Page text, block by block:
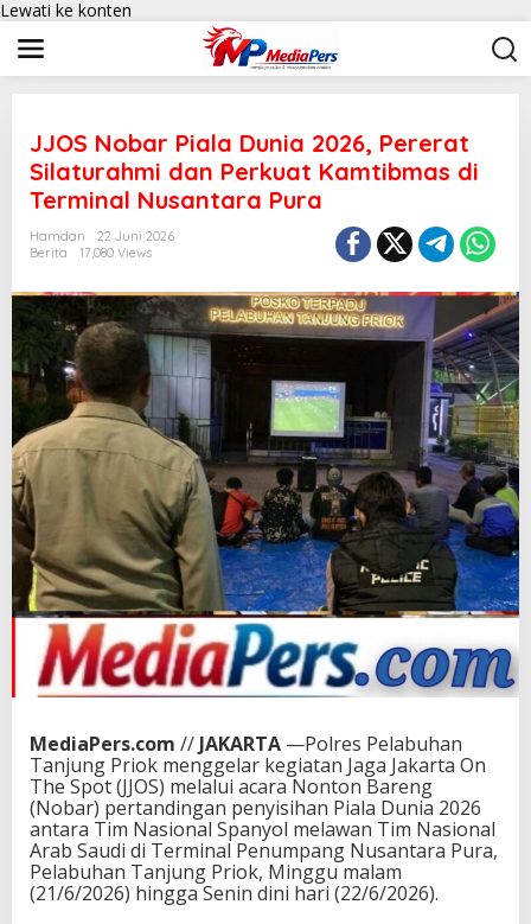
Lewati ke konten
JJOS Nobar Piala Dunia 2026, Pererat
Silaturahmi dan Perkuat Kamtibmas di
Terminal Nusantara Pura
Hamdan
22 Juni 2026
Berita
17,080 Views
MediaPers.com // JAKARTA —Polres Pelabuhan
Tanjung Priok menggelar kegiatan Jaga Jakarta On
The Spot (JJOS) melalui acara Nonton Bareng
(Nobar) pertandingan penyisihan Piala Dunia 2026
antara Tim Nasional Spanyol melawan Tim Nasional
Arab Saudi di Terminal Penumpang Nusantara Pura,
Pelabuhan Tanjung Priok, Minggu malam
(21/6/2026) hingga Senin dini hari (22/6/2026).